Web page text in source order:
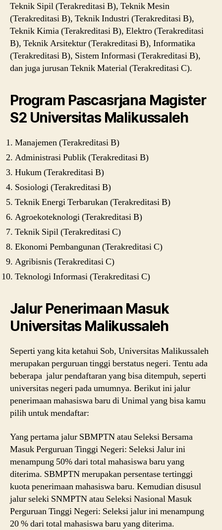
Teknik Sipil (Terakreditasi B), Teknik Mesin
(Terakreditasi B), Teknik Industri (Terakreditasi B),
Teknik Kimia (Terakreditasi B), Elektro (Terakreditasi
B), Teknik Arsitektur (Terakreditasi B), Informatika
(Terakreditasi B), Sistem Informasi (Terakreditasi B),
dan juga jurusan Teknik Material (Terakreditasi C).
Program Pascasrjana Magister
S2 Universitas Malikussaleh
Manajemen (Terakreditasi B)
Administrasi Publik (Terakreditasi B)
Hukum (Terakreditasi B)
Sosiologi (Terakreditasi B)
Teknik Energi Terbarukan (Terakreditasi B)
Agroekoteknologi (Terakreditasi B)
Teknik Sipil (Terakreditasi C)
Ekonomi Pembangunan (Terakreditasi C)
Agribisnis (Terakreditasi C)
Teknologi Informasi (Terakreditasi C)
Jalur Penerimaan Masuk
Universitas Malikussaleh
Seperti yang kita ketahui Sob, Universitas Malikussaleh
merupakan perguruan tinggi berstatus negeri. Tentu ada
beberapa jalur pendaftaran yang bisa ditempuh, seperti
universitas negeri pada umumnya. Berikut ini jalur
penerimaan mahasiswa baru di Unimal yang bisa kamu
pilih untuk mendaftar:
Yang pertama jalur SBMPTN atau Seleksi Bersama
Masuk Perguruan Tinggi Negeri: Seleksi Jalur ini
menampung 50% dari total mahasiswa baru yang
diterima. SBMPTN merupakan persentase tertinggi
kuota penerimaan mahasiswa baru. Kemudian disusul
jalur seleki SNMPTN atau Seleksi Nasional Masuk
Perguruan Tinggi Negeri: Seleksi jalur ini menampung
20 % dari total mahasiswa baru yang diterima.